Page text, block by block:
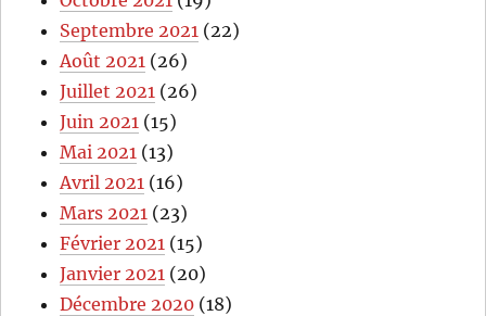
Septembre 2021 (22)
Août 2021 (26)
Juillet 2021 (26)
Juin 2021 (15)
Mai 2021 (13)
Avril 2021 (16)
Mars 2021 (23)
Février 2021 (15)
Janvier 2021 (20)
Décembre 2020 (18)